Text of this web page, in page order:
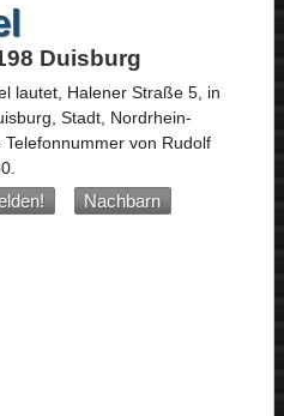
Duisburg
lautet, Halener Straße 5, in
Stadt, Nordrhein-
Telefonnummer von Rudolf
.
Nachbarn